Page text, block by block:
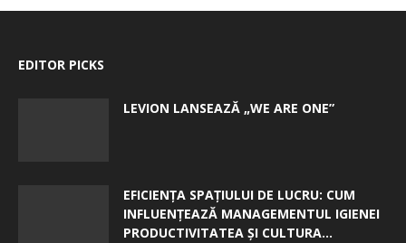
EDITOR PICKS
LEVION LANSEAZĂ „WE ARE ONE”
EFICIENȚA SPAȚIULUI DE LUCRU: CUM
INFLUENȚEAZĂ MANAGEMENTUL IGIENEI
PRODUCTIVITATEA ȘI CULTURA...